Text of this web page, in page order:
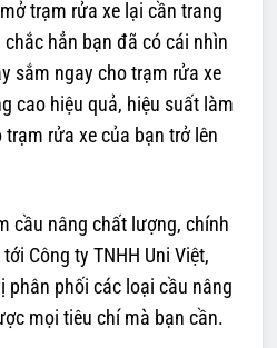
trạm rửa xe lại cần trang
hẳn bạn đã có cái nhìn
sắm ngay cho trạm rửa xe
cao hiệu quả, hiệu suất làm
rửa xe của bạn trở lên
cầu nâng chất lượng, chính
Công ty TNHH Uni Việt,
phân phối các loại cầu nâng
mọi tiêu chí mà bạn cần.